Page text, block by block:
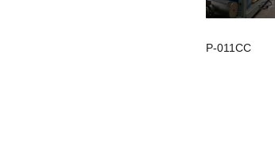
P-011CC